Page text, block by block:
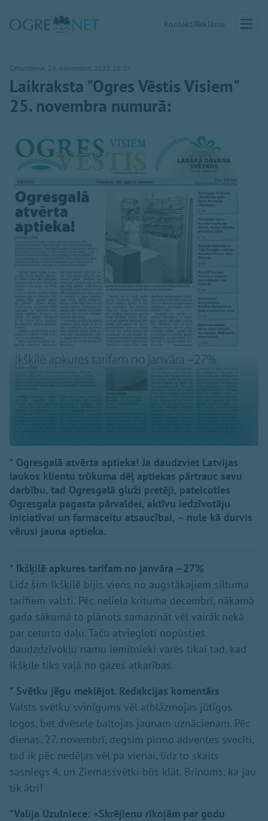
KontaktiReklāma
Ceturtdiena, 24. novembris, 2022 21:27
Laikraksta "Ogres Vēstis Visiem"
25. novembra numurā:
* Ogresgalā atvērta aptieka! Ja daudzviet Latvijas
laukos klientu trūkuma dēļ aptiekas pārtrauc savu
darbību, tad Ogresgalā gluži pretēji, pateicoties
Ogresgala pagasta pārvaldei, aktīvu iedzīvotāju
iniciatīvai un farmaceitu atsaucībai, – nule kā durvis
vērusi jauna aptieka.
* Ikšķilē apkures tarifam no janvāra –27%
Līdz šim Ikšķilē bijis viens no augstākajiem siltuma
tarifiem valstī. Pēc neliela krituma decembrī, nākamā
gada sākumā to plānots samazināt vēl vairāk nekā
par ceturto daļu. Taču atviegloti nopūsties
daudzdzīvokļu namu iemītnieki varēs tikai tad, kad
Ikšķile tiks vaļā no gāzes atkarības.
* Svētku jēgu meklējot. Redakcijas komentārs
Valsts svētku svinīgums vēl atblāzmojas jūtīgos
logos, bet dvēsele baltojas jaunam uznācienam. Pēc
dienas, 27. novembrī, degsim pirmo adventes svecīti,
tad ik pēc nedēļas vēl pa vienai, līdz to skaits
sasniegs 4, un Ziemassvētki būs klāt. Brīnums, ka jau
tik ātri!
*Valija Uzulniece: «Skrējienu rīkojām par godu